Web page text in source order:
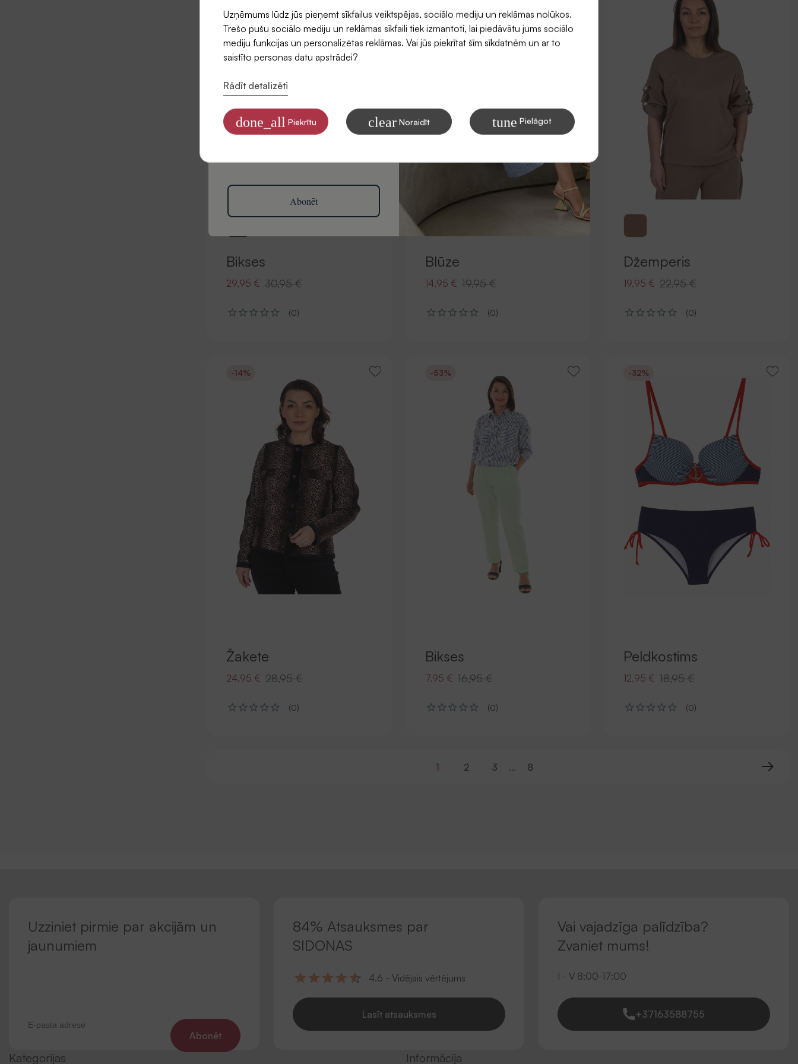
Bikses
29,95 € 30,95 €
(0)
Blūze
14,95 € 19,95 €
(0)
Džemperis
19,95 € 22,95 €
(0)
-14%
Žakete
24,95 € 28,95 €
(0)
-53%
Bikses
7,95 € 16,95 €
(0)
-32%
Peldkostims
12,95 € 18,95 €
(0)
1 2 3 ... 8
Uzziniet pirmie par akcijām un
jaunumiem
Abonēt
84% Atsauksmes par
SIDONAS
4.6 - Vidējais vērtējums
Lasīt atsauksmes
Vai vajadzīga palīdzība?
Zvaniet mums!
I - V 8:00-17:00
+37163588755
Kategorijas Informācija
E-pasts
Piekrītu saņemt SIDONAS
Informāciju par to, kā apstrādājam Jūsu
Abonēt
Uzņēmums lūdz jūs pieņemt sīkfailus veiktspējas, sociālo mediju un reklāmas nolūkos.
Trešo pušu sociālo mediju un reklāmas sīkfaili tiek izmantoti, lai piedāvātu jums sociālo
mediju funkcijas un personalizētas reklāmas. Vai jūs piekrītat šīm sīkdatnēm un ar to
saistīto personas datu apstrādei?
Rādīt detalizēti
done_all Piekrītu clear Noraidīt tune Pielāgot